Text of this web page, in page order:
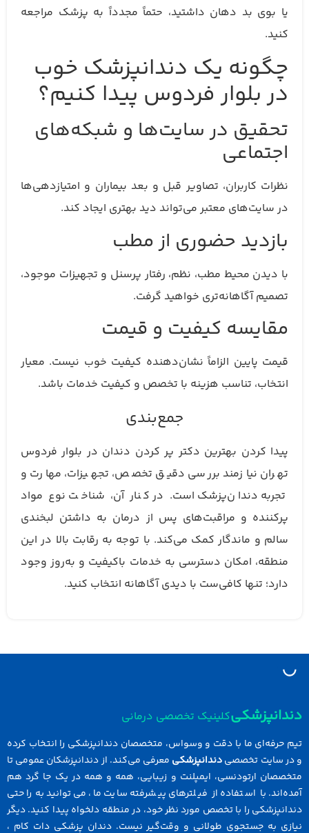
یا بوی بد دهان داشتید، حتماً مجدداً به پزشک مراجعه
کنید.
چگونه یک دندانپزشک خوب
در بلوار فردوس پیدا کنیم؟
تحقیق در سایت‌ها و شبکه‌های
اجتماعی
نظرات کاربران، تصاویر قبل و بعد بیماران و امتیازدهی‌ها
در سایت‌های معتبر می‌تواند دید بهتری ایجاد کند.
بازدید حضوری از مطب
با دیدن محیط مطب، نظم، رفتار پرسنل و تجهیزات موجود،
تصمیم آگاهانه‌تری خواهید گرفت.
مقایسه کیفیت و قیمت
قیمت پایین الزاماً نشان‌دهنده کیفیت خوب نیست. معیار
انتخاب، تناسب هزینه با تخصص و کیفیت خدمات باشد.
جمع‌بندی
پیدا کردن بهترین دکتر پر کردن دندان در بلوار فردوس
تهران نیازمند بررسی دقیق تخصص، تجهیزات، مهارت و
تجربه دندان‌پزشک است. در کنار آن، شناخت نوع مواد
پرکننده و مراقبت‌های پس از درمان به داشتن لبخندی
سالم و ماندگار کمک می‌کند. با توجه به رقابت بالا در این
منطقه، امکان دسترسی به خدمات باکیفیت و به‌روز وجود
دارد؛ تنها کافی‌ست با دیدی آگاهانه انتخاب کنید.
کلینیک تخصصی درمانی
حرفه‌ای ما با دقت و وسواس، متخصصان دندانپزشکی را انتخاب کرده
سایت تخصصیدندانپزشکیمعرفی می‌کند. از دندانپزشکان عمومی تا
ارتودنسی، ایمپلنت و زیبایی، همه و همه در یک جا گرد هم
با استفاده از فیلترهای پیشرفته سایت ما، می‌توانید به راحتی
را با تخصص مورد نظر خود، در منطقه دلخواه پیدا کنید. دیگر
به جستجوی طولانی و وقت‌گیر نیست. دندان پزشکی دات کام ،